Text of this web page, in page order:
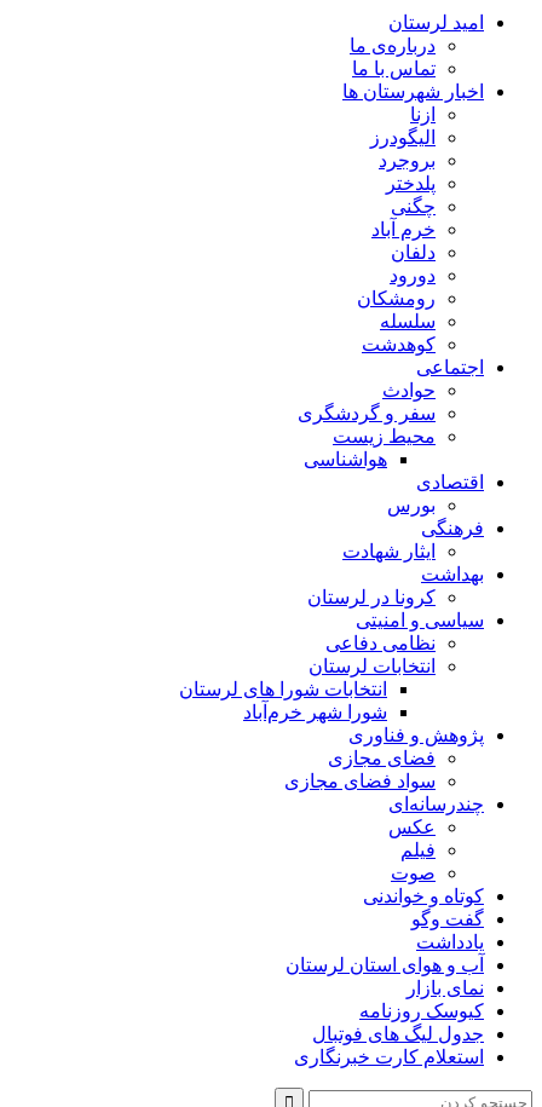
امید لرستان
درباره‌ی ما
تماس با ما
اخبار شهرستان ها
ازنا
الیگودرز
بروجرد
پلدختر
چگنی
خرم آباد
دلفان
دورود
رومشکان
سلسله
کوهدشت
اجتماعی
حوادث
سفر و گردشگری
محیط زیست
هواشناسی
اقتصادی
بورس
فرهنگی
ایثار شهادت
بهداشت
کرونا در لرستان
سیاسی و امنیتی
نظامی دفاعی
انتخابات لرستان
انتخابات شورا های لرستان
شورا شهر خرم‌آباد
پژوهش و فناوری
فضای مجازی
سواد فضای مجازی
چندرسانه‌ای
عكس
فیلم
صوت
کوتاه و خواندنی
گفت وگو
یادداشت
آب و هوای استان لرستان
نمای بازار
کیوسک روزنامه
جدول لیگ های فوتبال
استعلام کارت خبرنگاری